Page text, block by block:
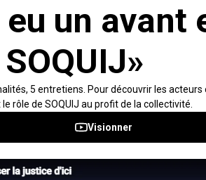
population dans sa compréhension du
Accès rapides
À propos
Nétiquette